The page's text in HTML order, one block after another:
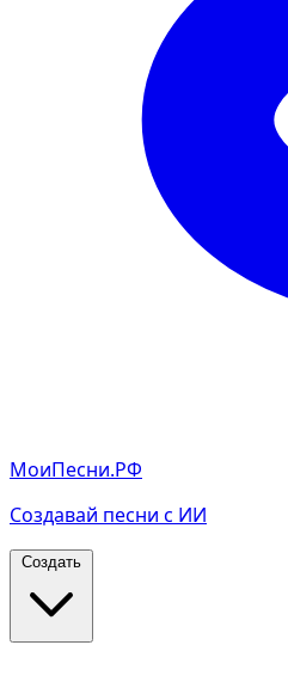
МоиПесни.РФ
Создавай песни с ИИ
Создать